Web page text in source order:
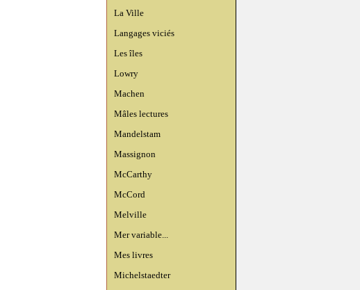
La Ville
Langages viciés
Les îles
Lowry
Machen
Mâles lectures
Mandelstam
Massignon
McCarthy
McCord
Melville
Mer variable...
Mes livres
Michelstaedter